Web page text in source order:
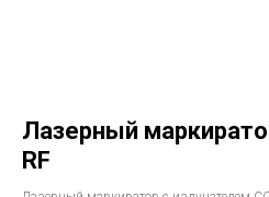
Лазерный
RF